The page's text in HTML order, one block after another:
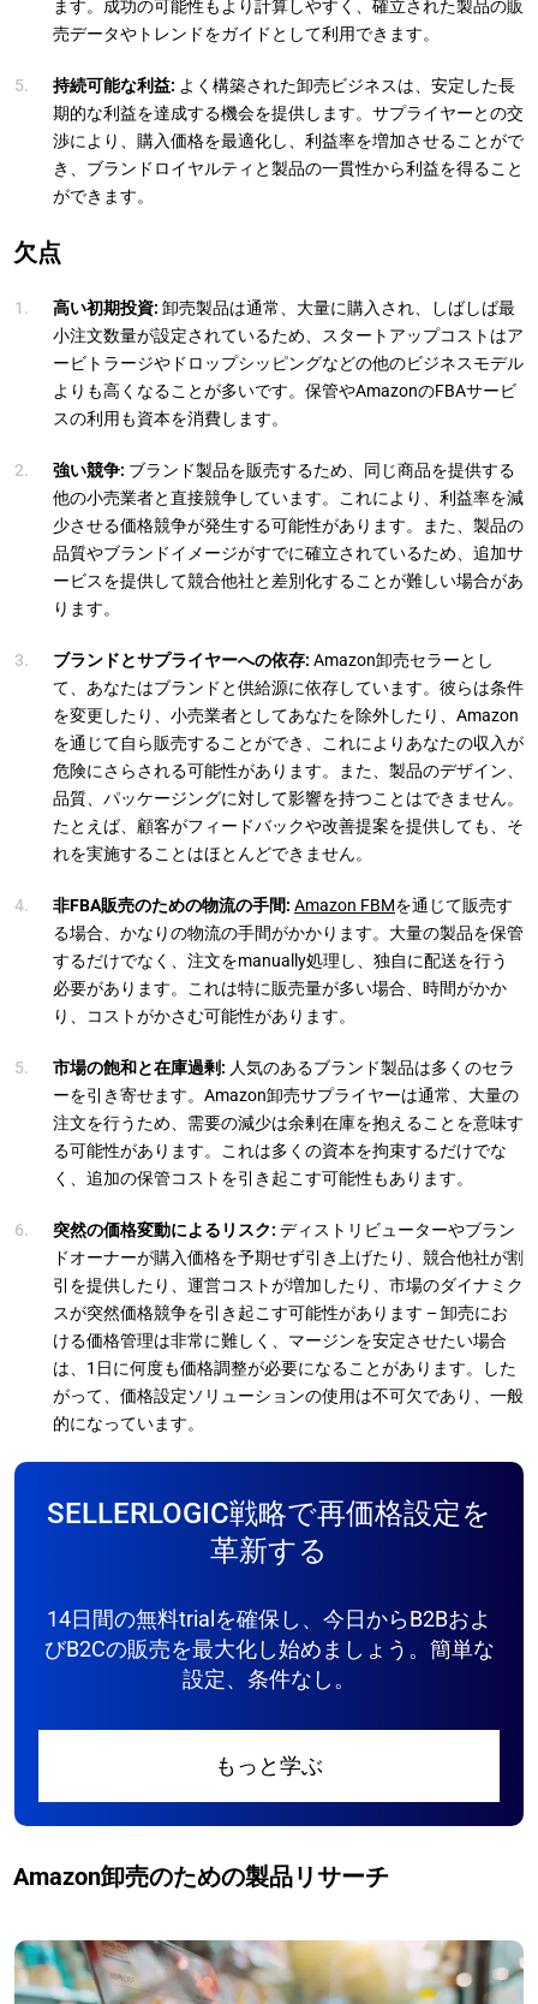
ます。成功の可能性もより計算しやすく、確立された製品の販
売データやトレンドをガイドとして利用できます。
持続可能な利益: よく構築された卸売ビジネスは、安定した長
期的な利益を達成する機会を提供します。サプライヤーとの交
渉により、購入価格を最適化し、利益率を増加させることがで
き、ブランドロイヤルティと製品の一貫性から利益を得ること
ができます。
欠点
高い初期投資: 卸売製品は通常、大量に購入され、しばしば最
小注文数量が設定されているため、スタートアップコストはア
ービトラージやドロップシッピングなどの他のビジネスモデル
よりも高くなることが多いです。保管やAmazonのFBAサービ
スの利用も資本を消費します。
強い競争: ブランド製品を販売するため、同じ商品を提供する
他の小売業者と直接競争しています。これにより、利益率を減
少させる価格競争が発生する可能性があります。また、製品の
品質やブランドイメージがすでに確立されているため、追加サ
ービスを提供して競合他社と差別化することが難しい場合があ
ります。
ブランドとサプライヤーへの依存: Amazon卸売セラーとし
て、あなたはブランドと供給源に依存しています。彼らは条件
を変更したり、小売業者としてあなたを除外したり、Amazon
を通じて自ら販売することができ、これによりあなたの収入が
危険にさらされる可能性があります。また、製品のデザイン、
品質、パッケージングに対して影響を持つことはできません。
たとえば、顧客がフィードバックや改善提案を提供しても、そ
れを実施することはほとんどできません。
非FBA販売のための物流の手間: Amazon FBMを通じて販売す
る場合、かなりの物流の手間がかかります。大量の製品を保管
するだけでなく、注文をmanually処理し、独自に配送を行う
必要があります。これは特に販売量が多い場合、時間がかか
り、コストがかさむ可能性があります。
市場の飽和と在庫過剰: 人気のあるブランド製品は多くのセラ
ーを引き寄せます。Amazon卸売サプライヤーは通常、大量の
注文を行うため、需要の減少は余剰在庫を抱えることを意味す
る可能性があります。これは多くの資本を拘束するだけでな
く、追加の保管コストを引き起こす可能性もあります。
突然の価格変動によるリスク: ディストリビューターやブラン
ドオーナーが購入価格を予期せず引き上げたり、競合他社が割
引を提供したり、運営コストが増加したり、市場のダイナミク
スが突然価格競争を引き起こす可能性があります – 卸売にお
ける価格管理は非常に難しく、マージンを安定させたい場合
は、1日に何度も価格調整が必要になることがあります。した
がって、価格設定ソリューションの使用は不可欠であり、一般
的になっています。
SELLERLOGIC戦略で再価格設定を
革新する
14日間の無料trialを確保し、今日からB2Bおよ
びB2Cの販売を最大化し始めましょう。簡単な
設定、条件なし。
もっと学ぶ
Amazon卸売のための製品リサーチ